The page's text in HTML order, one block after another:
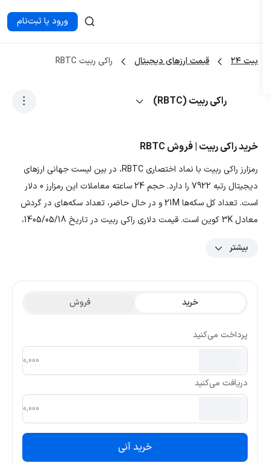
ورود یا ثبت‌نام
بیت ۲۴ قیمت ارزهای دیجیتال راکی ربیت RBTC
راکی ربیت (RBTC)
خرید راکی ربیت | فروش RBTC
رمزارز راکی ربیت با نماد اختصاری RBTC، در بین لیست جهانی ارزهای
دیجیتال رتبه 7922 را دارد. حجم 24 ساعته معاملات این رمزارز 0 دلار
است. تعداد کل سکه‌ها 21M و در حال حاضر، تعداد سکه‌های در گردش
معادل 3K کوین است. قیمت دلاری راکی ربیت در تاریخ 1405/05/18،
است. با توجه به نمودار و داده‌های رمزارز راکی ربیت، بیشترین قیمت
بیشتر
خرید فروش
پرداخت می‌کنید
دریافت می‌کنید
خرید آنی